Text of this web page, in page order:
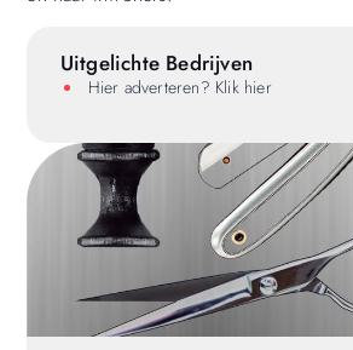
Uitgelichte Bedrijven
Hier adverteren? Klik hier